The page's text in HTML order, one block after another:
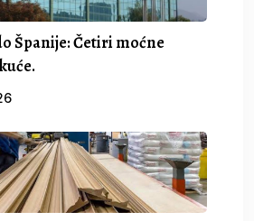
Španije: Četiri moćne